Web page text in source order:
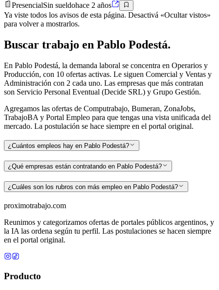
PresencialSin sueldohace 2 años
Ya viste todos los avisos de esta página. Desactivá «Ocultar vistos»
para volver a mostrarlos.
Buscar trabajo en Pablo Podestá.
En Pablo Podestá, la demanda laboral se concentra en Operarios y
Producción, con 10 ofertas activas. Le siguen Comercial y Ventas y
Administración con 2 cada uno. Las empresas que más contratan
son Servicio Personal Eventual (Decide SRL) y Grupo Gestión.
Agregamos las ofertas de Computrabajo, Bumeran, ZonaJobs,
TrabajoBA y Portal Empleo para que tengas una vista unificada del
mercado. La postulación se hace siempre en el portal original.
¿Cuántos empleos hay en Pablo Podestá?
¿Qué empresas están contratando en Pablo Podestá?
¿Cuáles son los rubros con más empleo en Pablo Podestá?
proximotrabajo.com
Reunimos y categorizamos ofertas de portales públicos argentinos, y
la IA las ordena según tu perfil. Las postulaciones se hacen siempre
en el portal original.
Producto